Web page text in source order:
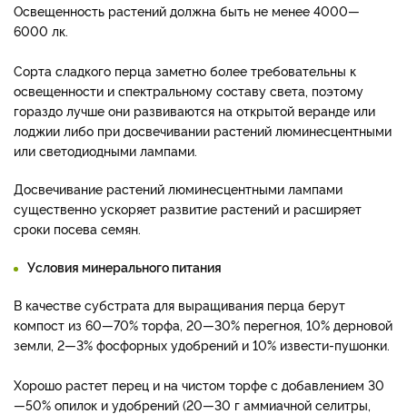
Освещенность растений должна быть не менее 4000—
6000 лк.
Сорта сладкого перца заметно более требовательны к
освещенности и спектральному составу света, поэтому
гораздо лучше они развиваются на открытой веранде или
лоджии либо при досвечивании растений люминесцентными
или светодиодными лампами.
Досвечивание растений люминесцентными лампами
существенно ускоряет развитие растений и расширяет
сроки посева семян.
Условия минерального питания
В качестве субстрата для выращивания перца берут
компост из 60—70% торфа, 20—30% перегноя, 10% дерновой
земли, 2—3% фосфорных удобрений и 10% извести-пушонки.
Хорошо растет перец и на чистом торфе с добавлением 30
—50% опилок и удобрений (20—30 г аммиачной селитры,